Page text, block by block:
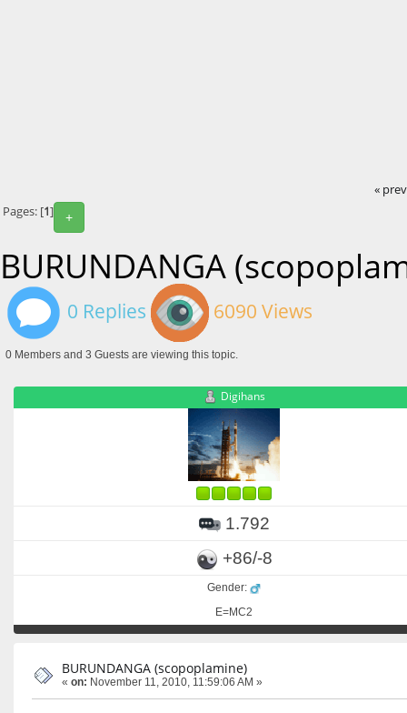
«
+
Pages: [1]
BURUNDANGA
0 Replies 6090 Views
0 Members and 3 Guests are viewing this topic.
Digihans
1.792
+86/-8
Gender:
E=MC2
BURUNDANGA (scopoplamine)
« on: November 11, 2010, 11:59:06 AM »